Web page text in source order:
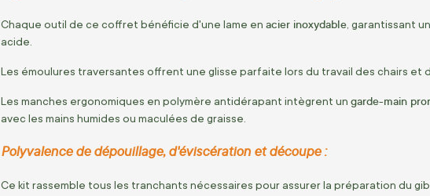
Chaque outil de ce coffret bénéficie d'une lame en acier inoxydable , garantissant
acide.
Les émoulures traversantes offrent une glisse parfaite lors du travail des chairs et
Les manches ergonomiques en polymère antidérapant intègrent un garde-main
avec les mains humides ou maculées de graisse.
Polyvalence de dépouillage, d'éviscération et découpe :
Ce kit rassemble tous les tranchants nécessaires pour assurer la préparation du